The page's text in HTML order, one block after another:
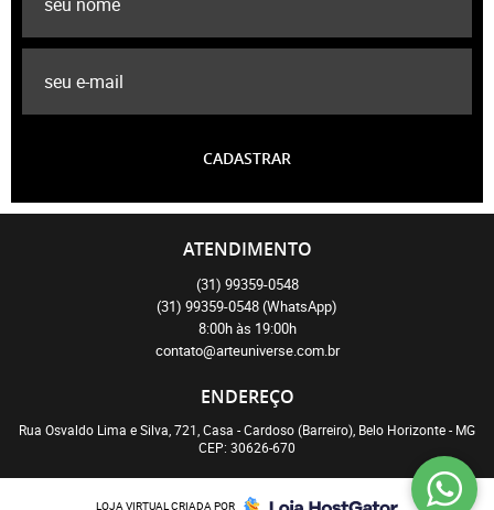
CADASTRAR
ATENDIMENTO
(31) 99359-0548
(31) 99359-0548(WhatsApp)
8:00h às 19:00h
contato@arteuniverse.com.br
ENDEREÇO
Rua Osvaldo Lima e Silva, 721, Casa -Cardoso (Barreiro), Belo Horizonte- MG
CEP: 30626-670
LOJA VIRTUAL CRIADA POR